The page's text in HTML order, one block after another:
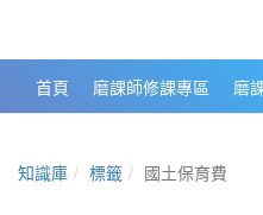
首頁 磨課師修課專區 磨
知識庫 標籤 國土保育費